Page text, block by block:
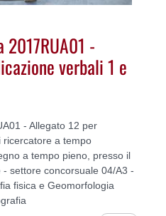
-
verbali 1 e
- Allegato 12 per
ricercatore a tempo
a tempo pieno, presso il
settore concorsuale 04/A3 -
fisica e Geomorfologia